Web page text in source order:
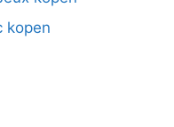
kopen